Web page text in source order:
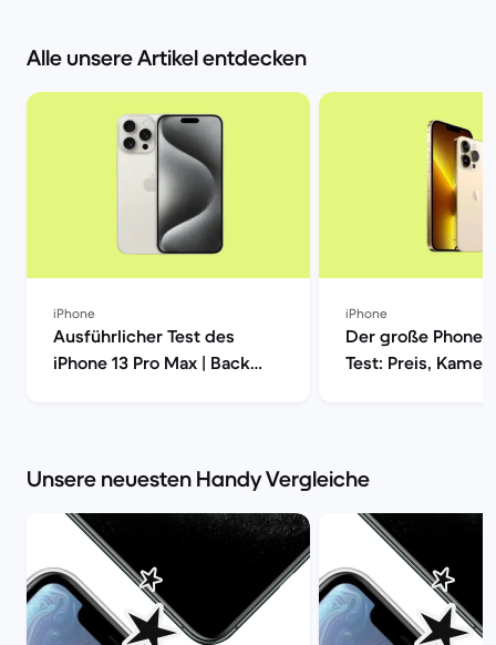
Alle unsere Artikel entdecken
iPhone
Ausführlicher Test des
iPhone 13 Pro Max | Back
iPhone
Der große Phone
Test: Preis,
Unsere neuesten Handy Vergleiche